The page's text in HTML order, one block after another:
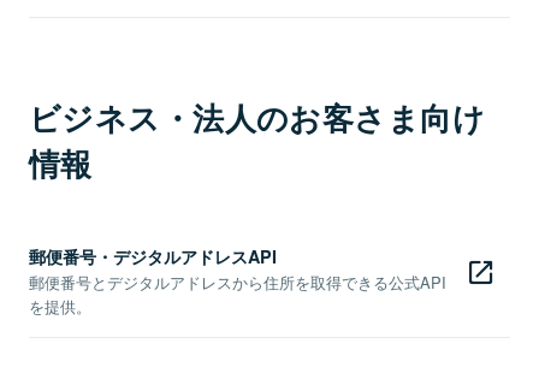
ビジネス・法人のお客さま向け
情報
郵便番号・デジタルアドレスAPI
郵便番号とデジタルアドレスから住所を取得できる公式API
を提供。